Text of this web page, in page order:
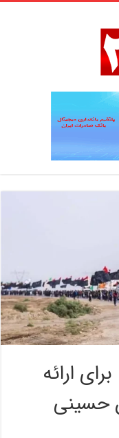
ارائه
حسینی